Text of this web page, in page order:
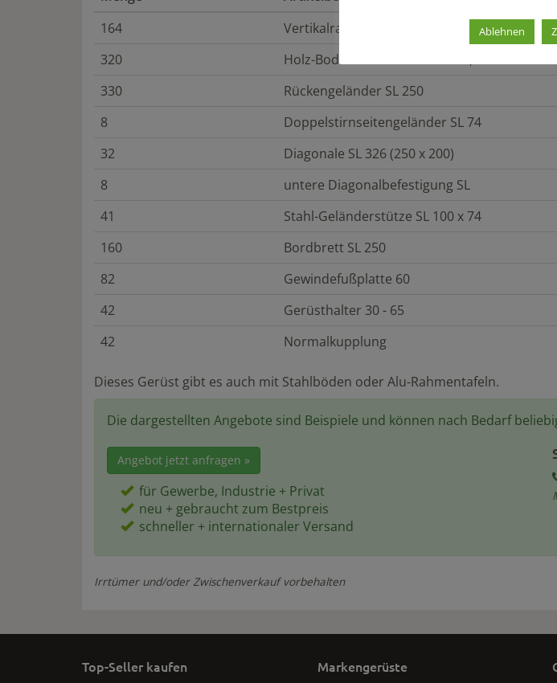
164
Vertikalrahmen SL B74 200 x 74
320
Holz-Boden SL B32 250 x 32 x 4,4
330
Rückengeländer SL 250
8
Doppelstirnseitengeländer SL 74
32
Diagonale SL 326 (250 x 200)
8
untere Diagonalbefestigung SL
41
Stahl-Geländerstütze SL 100 x 74
160
Bordbrett SL 250
82
Gewindefußplatte 60
42
Gerüsthalter 30 - 65
42
Normalkupplung
Dieses Gerüst gibt es auch mit Stahlböden oder Alu-Rahmentafeln.
Die dargestellten Angebote sind Beispiele und können nach Bedarf
Angebot jetzt anfragen »
für Gewerbe, Industrie + Privat
neu + gebraucht zum Bestpreis
schneller + internationaler Versand
Irrtümer und/oder Zwischenverkauf vorbehalten
Top-Seller kaufen Markengerüste
Ablehnen